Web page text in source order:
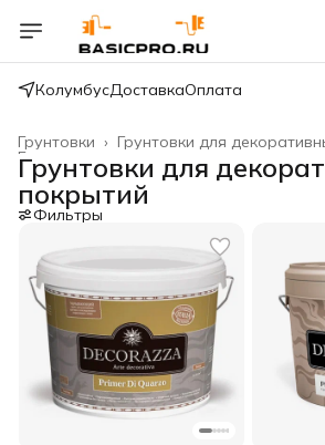
КолумбусДоставкаОплата
Грунтовки для
Грунтовки ›
Главная
Грунтовки для
покрытий
Фильтры